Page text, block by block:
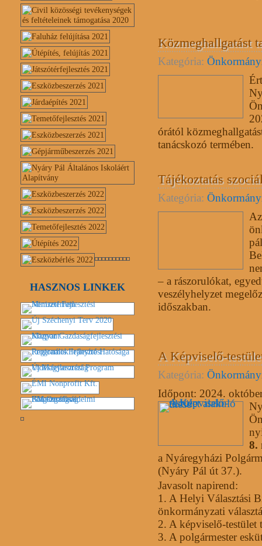
Közmeghallgatást
Kategória:
órától
tanácskozó termében.
Tájékoztatás
Kategória:
– a rászorulókat,
veszélyhelyzet
időszakban.
A Képviselő-
Kategória:
Időpont: 2024.
8.
a Nyáregyházi
(Nyáry Pál út 37.).
Javasolt napirend:
1. A Helyi Választási
önkormányzati
2. A képviselő-testület
3. A polgármester
HASZNOS LINKEK